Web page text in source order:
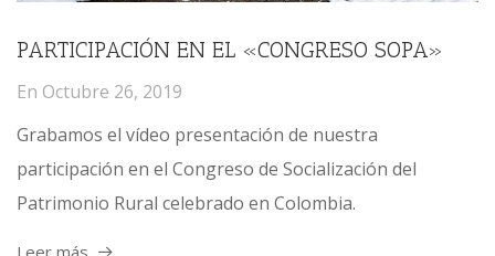
PARTICIPACIÓN EN EL «CONGRESO SOPA»
En Octubre 26, 2019
Grabamos el vídeo presentación de nuestra
participación en el Congreso de Socialización del
Patrimonio Rural celebrado en Colombia.
Leer más